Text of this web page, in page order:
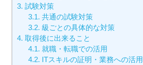
3. 試験対策
3.1. 共通の試験対策
3.2. 級ごとの具体的な対策
4. 取得後に出来ること
4.1. 就職・転職での活用
4.2. ITスキルの証明・業務への活用